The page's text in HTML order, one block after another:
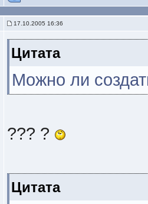
17.10.2005 16:36
Цитата
Можно ли
??? ?
Цитата